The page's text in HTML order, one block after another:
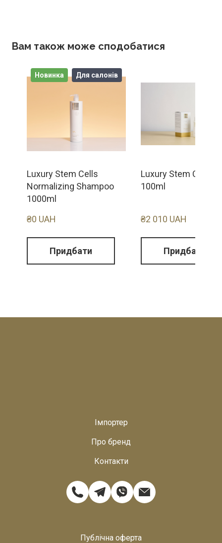
Вам також може сподобатися
Новинка Для салонів
Luxury Stem Cells
Normalizing Shampoo
1000ml
₴0 UAH
Придбати
Luxury Stem Cells
100ml
₴2 010 UAH
Придбати
Імпортер
Про бренд
Контакти
Публічна оферта